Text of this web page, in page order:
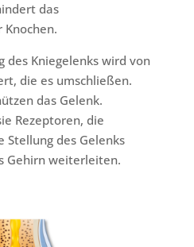
das
des Kniegelenks wird von
die es umschließen.
das Gelenk.
Rezeptoren, die
des Gelenks
Gehirn weiterleiten.